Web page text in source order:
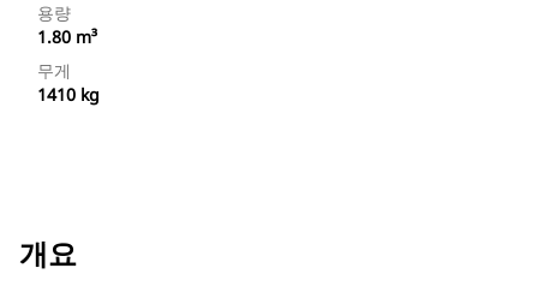
용량
1.80 m³
무게
1410 kg
개요